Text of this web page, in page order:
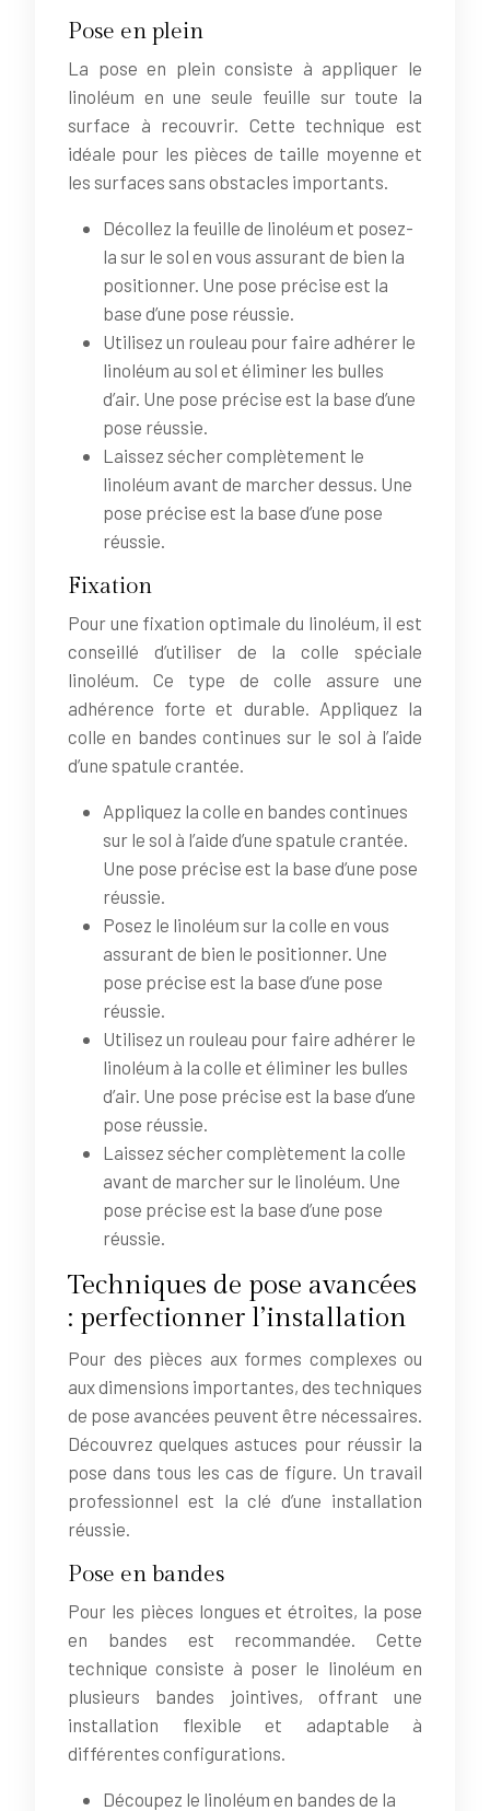
Pose en plein
La pose en plein consiste à appliquer le
linoléum en une seule feuille sur toute la
surface à recouvrir. Cette technique est
idéale pour les pièces de taille moyenne et
les surfaces sans obstacles importants.
Décollez la feuille de linoléum et posez-
la sur le sol en vous assurant de bien la
positionner. Une pose précise est la
base d’une pose réussie.
Utilisez un rouleau pour faire adhérer le
linoléum au sol et éliminer les bulles
d’air. Une pose précise est la base d’une
pose réussie.
Laissez sécher complètement le
linoléum avant de marcher dessus. Une
pose précise est la base d’une pose
réussie.
Fixation
Pour une fixation optimale du linoléum, il est
conseillé d’utiliser de la colle spéciale
linoléum. Ce type de colle assure une
adhérence forte et durable. Appliquez la
colle en bandes continues sur le sol à l’aide
d’une spatule crantée.
Appliquez la colle en bandes continues
sur le sol à l’aide d’une spatule crantée.
Une pose précise est la base d’une pose
réussie.
Posez le linoléum sur la colle en vous
assurant de bien le positionner. Une
pose précise est la base d’une pose
réussie.
Utilisez un rouleau pour faire adhérer le
linoléum à la colle et éliminer les bulles
d’air. Une pose précise est la base d’une
pose réussie.
Laissez sécher complètement la colle
avant de marcher sur le linoléum. Une
pose précise est la base d’une pose
réussie.
Techniques de pose avancées
: perfectionner l’installation
Pour des pièces aux formes complexes ou
aux dimensions importantes, des techniques
de pose avancées peuvent être nécessaires.
Découvrez quelques astuces pour réussir la
pose dans tous les cas de figure. Un travail
professionnel est la clé d’une installation
réussie.
Pose en bandes
Pour les pièces longues et étroites, la pose
en bandes est recommandée. Cette
technique consiste à poser le linoléum en
plusieurs bandes jointives, offrant une
installation flexible et adaptable à
différentes configurations.
Découpez le linoléum en bandes de la